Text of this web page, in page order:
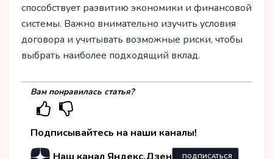
способствует развитию экономики и финансовой
системы. Важно внимательно изучить условия
договора и учитывать возможные риски, чтобы
выбрать наиболее подходящий вклад.
Вам понравилась статья?
Подписывайтесь на наши каналы!
Наш канал Яндекс.Дзен
ПОДПИСАТЬСЯ